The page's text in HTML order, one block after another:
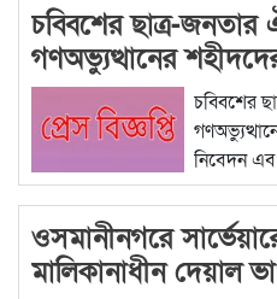
চব্বিশের ছাত্র-জনতার
গণঅভ্যুত্থানের
মহানগর বিএনপিরচব্বিশের
নিবেদন
ওসমানীনগরে
মালিকানাধীন দেয়াল